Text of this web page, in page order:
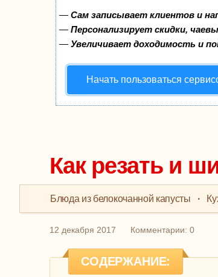
— Сам записывает клиентов и
— Персонализирует скидки,
— Увеличивает доходимость и
Начать пользоваться
Как резать и
Блюда из белокочанной капусты ·
12 декабря 2017 Комментарии: 0
СОДЕРЖАНИЕ: